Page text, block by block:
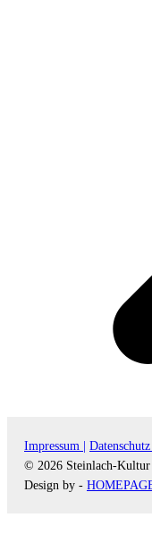
Impressum | Datenschutz |
© 2026 Steinlach-Kultur
Design by -